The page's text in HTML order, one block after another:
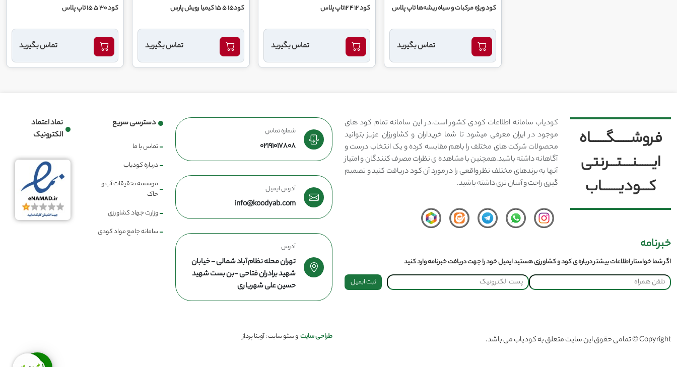
کود ویژه مرکبات و سیاه ریشه‌ها تاپ پلاس
تماس بگیرید
کود 12 4 12تاپ پلاس
تماس بگیرید
کود15 5 15 کیمیا رویش پارس
تماس بگیرید
کود 30 5 15 تاپ پلاس
تماس بگیرید
فروشــــــگــــــاه
ایــــــنــــتـــرنتی
کـــودیـــــــاب
کودیاب سامانه اطلاعات کودی کشور است.در این سامانه تمام کود های
موجود در ایران معرفی میشود تا شما خریداران و کشاورزان عزیز بتوانید
محصولات شرکت های مختلف را باهم مقایسه کرده و یک انتخاب درست و
آگاهانه داشته باشید.همچنین با مشاهده ی نظرات مصرف کنندگان و امتیاز
آنها به برندهای مختلف نظر واقعی را در مورد آن کود دریافت کنید و تصمیم
گیری راحت و آسان تری داشته باشید.
خبرنامه
اگر شما خواستار اطلاعات بیشتر درباره ی کود و کشاورزی هستید ایمیل خود را جهت دریافت خبرنامه وارد کنید
ثبت ایمیل
شماره تماس
02191017808
آدرس ایمیل
info@koodyab.com
آدرس
تهران محله نظام آباد شمالی - خیابان
شهید برادران فتاحی -بن بست شهید
حسین علی شهریاری
دسترسی سریع
تماس با ما
درباره کودیاب
موسسه تحقیقات آب و
خاک
وزارت جهاد کشاورزی
سامانه جامع مواد کودی
نماد اعتماد
الکترونیک
Copyright © تمامی حقوق این سایت متعلق به کودیاب می باشد. طراحی سایتو سئو سایت : آوینا پرداز